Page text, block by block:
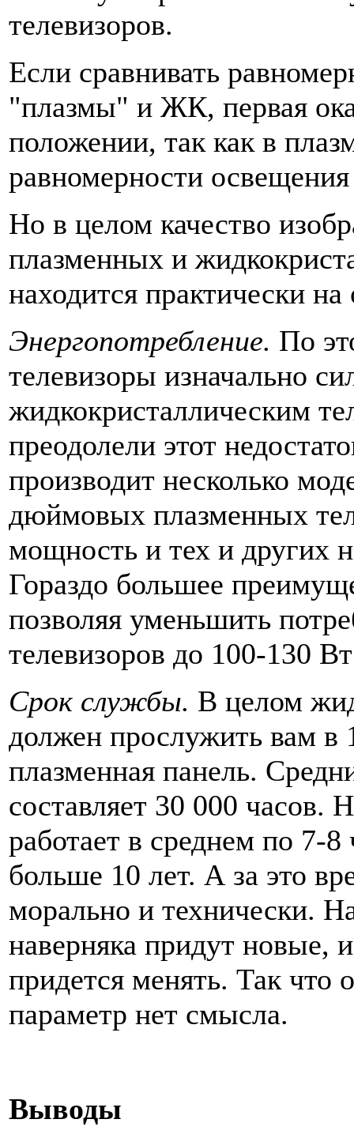
телевизоров.
Если сравнивать
"плазмы" и ЖК, первая
положении, так как в
равномерности освещения
Но в целом качество
плазменных и
находится практически
Энергопотребление. По
телевизоры изначально
жидкокристаллическим
преодолели этот
производит несколько
дюймовых плазменных
мощность и тех и других
Гораздо большее
позволяя уменьшить
телевизоров до 100-130
Срок службы. В целом
должен прослужить вам в
плазменная панель.
составляет 30 000 часов.
работает в среднем по 7-
больше 10 лет. А за это
морально и технически.
наверняка придут новые,
придется менять. Так что
параметр нет смысла.
Выводы